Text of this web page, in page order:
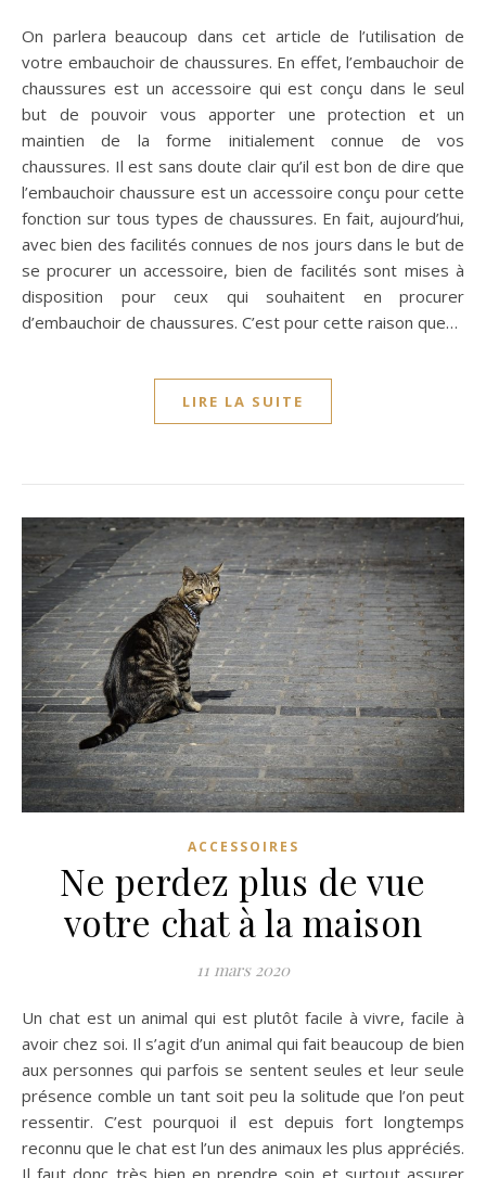
On parlera beaucoup dans cet article de l’utilisation de
votre embauchoir de chaussures. En effet, l’embauchoir de
chaussures est un accessoire qui est conçu dans le seul
but de pouvoir vous apporter une protection et un
maintien de la forme initialement connue de vos
chaussures. Il est sans doute clair qu’il est bon de dire que
l’embauchoir chaussure est un accessoire conçu pour cette
fonction sur tous types de chaussures. En fait, aujourd’hui,
avec bien des facilités connues de nos jours dans le but de
se procurer un accessoire, bien de facilités sont mises à
disposition pour ceux qui souhaitent en procurer
d’embauchoir de chaussures. C’est pour cette raison que…
LIRE LA SUITE
ACCESSOIRES
Ne perdez plus de vue
votre chat à la maison
11 mars 2020
Un chat est un animal qui est plutôt facile à vivre, facile à
avoir chez soi. Il s’agit d’un animal qui fait beaucoup de bien
aux personnes qui parfois se sentent seules et leur seule
présence comble un tant soit peu la solitude que l’on peut
ressentir. C’est pourquoi il est depuis fort longtemps
reconnu que le chat est l’un des animaux les plus appréciés.
Il faut donc très bien en prendre soin et surtout assurer